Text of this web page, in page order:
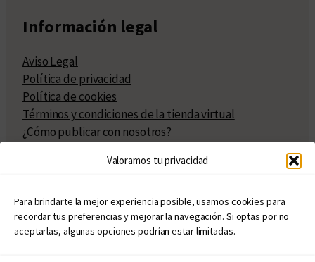
Valoramos tu privacidad
Para brindarte la mejor experiencia posible, usamos cookies para
recordar tus preferencias y mejorar la navegación. Si optas por no
aceptarlas, algunas opciones podrían estar limitadas.
Información legal
Aviso Legal
Política de privacidad
Política de cookies
Términos y condiciones de la tienda virtual
¿Cómo publicar con nosotros?
Políticas de publicación
Políticas de coedición
Atribuciones